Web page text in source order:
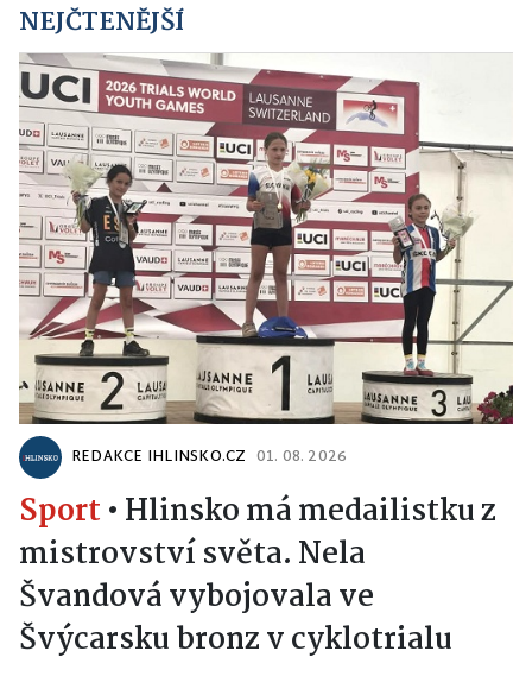
NEJČTENĚJŠÍ
REDAKCE IHLINSKO.CZ 01. 08. 2026
Sport • Hlinsko má medailistku z
mistrovství světa. Nela
Švandová vybojovala ve
Švýcarsku bronz v cyklotrialu